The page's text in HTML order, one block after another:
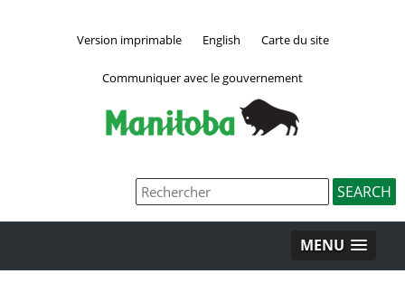
Version imprimable English Carte du site
Communiquer avec le gouvernement
MENU